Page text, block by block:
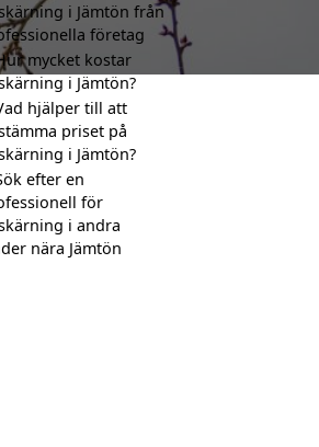
i Jämtön från
företag
mycket kostar
i Jämtön?
hjälper till att
priset på
i Jämtön?
efter en
för
i andra
nära Jämtön